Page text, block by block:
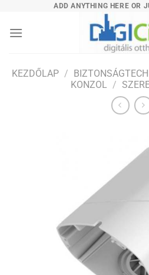
content
ADD ANYTHING HERE OR
KEZDŐLAP /
KONZOL /